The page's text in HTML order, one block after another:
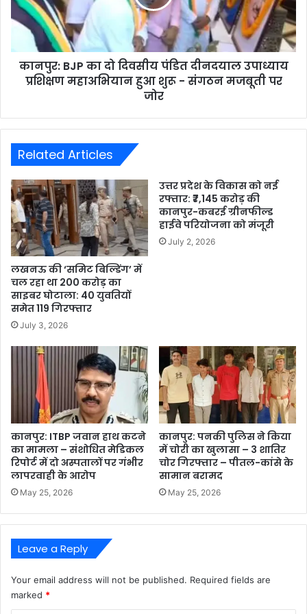
कानपुर: BJP का दो दिवसीय पंडित दीनदयाल उपाध्याय
प्रशिक्षण महाअभियान हुआ शुरू - संगठन मजबूती पर
जोर
Related Articles
लखनऊ की ‘समिट बिल्डिंग’ में
चल रहा था 200 करोड़ का
साइबर घोटाला: 40 युवतियों
समेत 119 गिरफ्तार
July 3, 2026
उत्तर प्रदेश के विकास को नई
रफ्तार: ₹7,145 करोड़ की
कानपुर-कबरई ग्रीनफील्ड
हाईवे परियोजना को मंजूरी
July 2, 2026
कानपुर: ITBP जवान हाथ कटने
का मामला – संशोधित मेडिकल
रिपोर्ट में दो अस्पतालों पर गंभीर
लापरवाही के आरोप
May 25, 2026
कानपुर: पनकी पुलिस ने किया
में चोरी का खुलासा – 3 शातिर
चोर गिरफ्तार – पीतल-कांसे के
सामान बरामद
May 25, 2026
Leave a Reply
Your email address will not be published. Required fields are
marked *